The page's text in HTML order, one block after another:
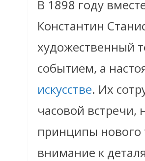
В 1898 году
Константин
художественный
событием, а
искусстве. Их
часовой
принципы нового
внимание к